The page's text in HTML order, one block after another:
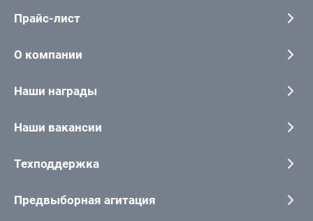
Прайс-лист
О компании
Наши награды
Наши вакансии
Техподдержка
Предвыборная агитация